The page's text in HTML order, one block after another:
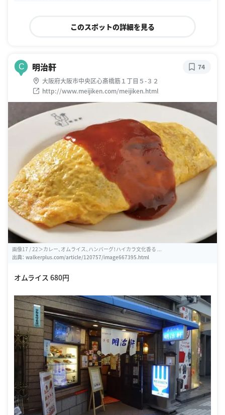
このスポットの詳細を見る
C 明治軒
大阪府大阪市中央区心斎橋筋１丁目５-３２
http://www.meijiken.com/meijiken.html
74
画像17 / 22＞カレー、オムライス、ハンバーグ！ハイカラ文化香る ...
出典： walkerplus.com/article/120757/image667395.html
オムライス 680円